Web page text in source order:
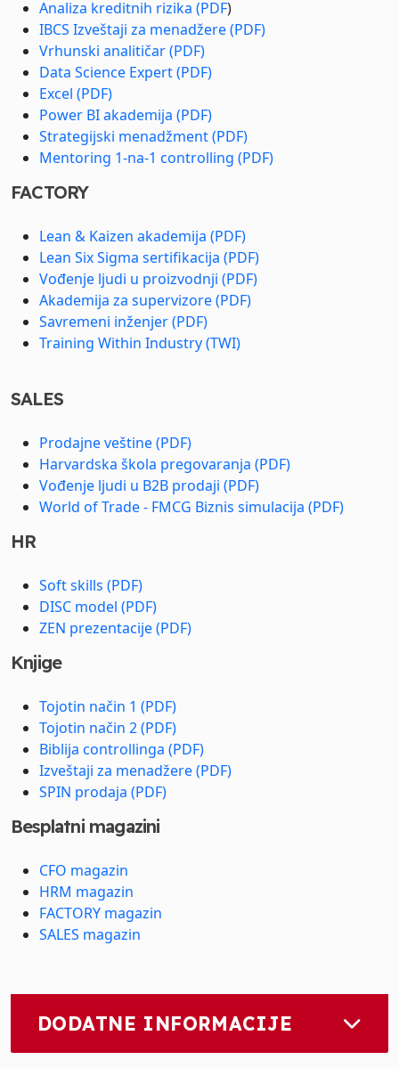
Analiza kreditnih rizika (PDF)
IBCS Izveštaji za menadžere (PDF)
Vrhunski analitičar (PDF)
Data Science Expert (PDF)
Excel (PDF)
Power BI akademija (PDF)
Strategijski menadžment (PDF)
Mentoring 1-na-1 controlling (PDF)
FACTORY
Lean & Kaizen akademija (PDF)
Lean Six Sigma sertifikacija (PDF)
Vođenje ljudi u proizvodnji (PDF)
Akademija za supervizore (PDF)
Savremeni inženjer (PDF)
Training Within Industry (TWI)
SALES
Prodajne veštine (PDF)
Harvardska škola pregovaranja (PDF)
Vođenje ljudi u B2B prodaji (PDF)
World of Trade - FMCG Biznis simulacija (PDF)
HR
Soft skills (PDF)
DISC model (PDF)
ZEN prezentacije (PDF)
Knjige
Tojotin način 1 (PDF)
Tojotin način 2 (PDF)
Biblija controllinga (PDF)
Izveštaji za menadžere (PDF)
SPIN prodaja (PDF)
Besplatni magazini
CFO magazin
HRM magazin
FACTORY magazin
SALES magazin
DODATNE INFORMACIJE